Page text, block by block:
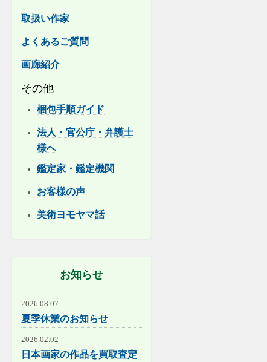
取扱い作家
よくあるご質問
画廊紹介
その他
梱包手順ガイド
法人・官公庁・弁護士
様へ
鑑定家・鑑定機関
お客様の声
美術ヨモヤマ話
お知らせ
2026.08.07
夏季休業のお知らせ
2026.02.02
日本画家の作品を買取査定